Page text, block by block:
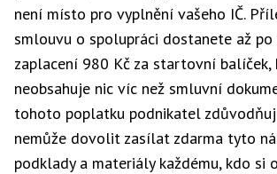
není místo pro vyplnění vašeho IČ.
smlouvu o spolupráci dostanete až
zaplacení 980 Kč za startovní balíček,
neobsahuje nic víc než smluvní
tohoto poplatku podnikatel
nemůže dovolit zasílat zdarma tyto
podklady a materiály každému, kdo si